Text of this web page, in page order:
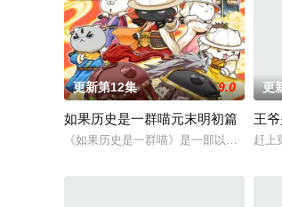
更新第12集 9.0
如果历史是一群喵元末明初篇
《如果历史是一群喵》是一部以华夏历史
更
王
赶上